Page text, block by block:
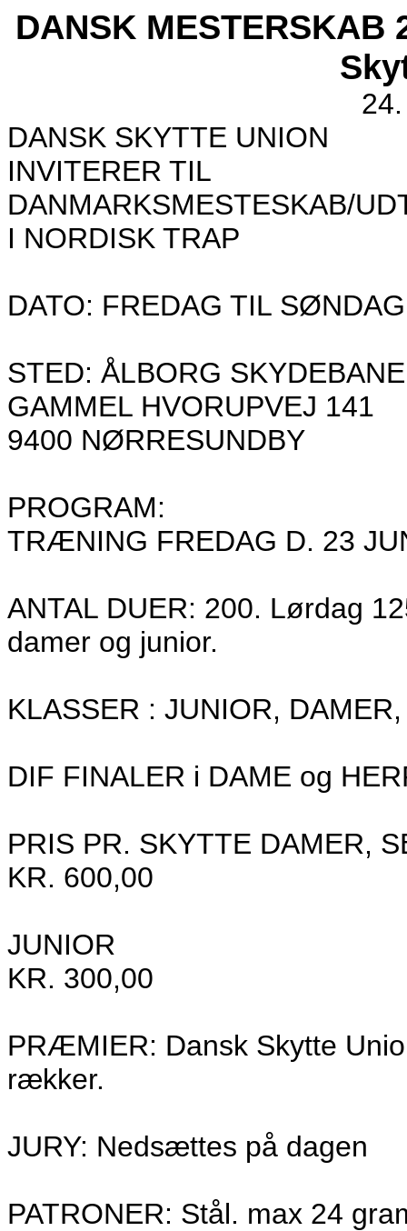
DANSK MESTERSKAB
DANSK SKYTTE UNION
INVITERER TIL
DANMARKSMESTESKAB/
I NORDISK TRAP
DATO: FREDAG TIL
STED: ÅLBORG SKYDEBANE
GAMMEL HVORUPVEJ 141
9400 NØRRESUNDBY
PROGRAM:
TRÆNING FREDAG D. 23
ANTAL DUER: 200. Lørdag
damer og junior.
KLASSER : JUNIOR,
DIF FINALER i DAME og
PRIS PR. SKYTTE DAMER,
KR. 600,00
JUNIOR
KR. 300,00
PRÆMIER: Dansk Skytte
rækker.
JURY: Nedsættes på dagen
PATRONER: Stål. max 24